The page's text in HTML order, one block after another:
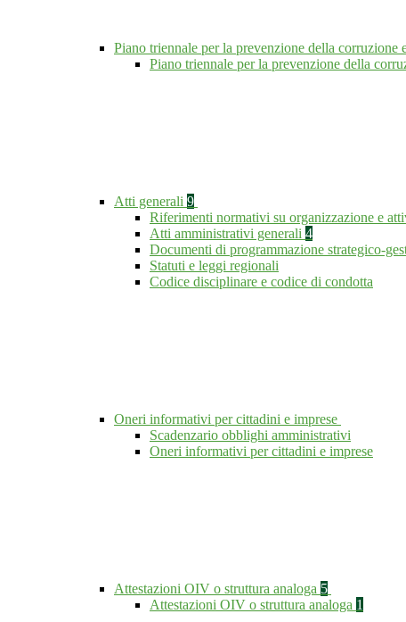
Piano triennale per la prevenzione della corruzione
Piano triennale per la prevenzione della
Atti generali 9
Riferimenti normativi su organizzazione e
Atti amministrativi generali 4
Documenti di programmazione strategico-
Statuti e leggi regionali
Codice disciplinare e codice di condotta
Oneri informativi per cittadini e imprese
Scadenzario obblighi amministrativi
Oneri informativi per cittadini e imprese
Attestazioni OIV o struttura analoga 5
Attestazioni OIV o struttura analoga 1